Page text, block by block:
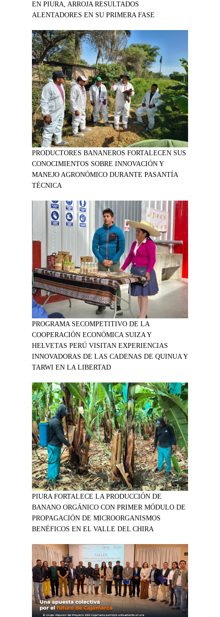
EN PIURA, ARROJA RESULTADOS
ALENTADORES EN SU PRIMERA FASE
PRODUCTORES BANANEROS FORTALECEN SUS
CONOCIMIENTOS SOBRE INNOVACIÓN Y
MANEJO AGRONÓMICO DURANTE PASANTÍA
TÉCNICA
PROGRAMA SECOMPETITIVO DE LA
COOPERACIÓN ECONÓMICA SUIZA Y
HELVETAS PERÚ VISITAN EXPERIENCIAS
INNOVADORAS DE LAS CADENAS DE QUINUA Y
TARWI EN LA LIBERTAD
PIURA FORTALECE LA PRODUCCIÓN DE
BANANO ORGÁNICO CON PRIMER MÓDULO DE
PROPAGACIÓN DE MICROORGANISMOS
BENÉFICOS EN EL VALLE DEL CHIRA